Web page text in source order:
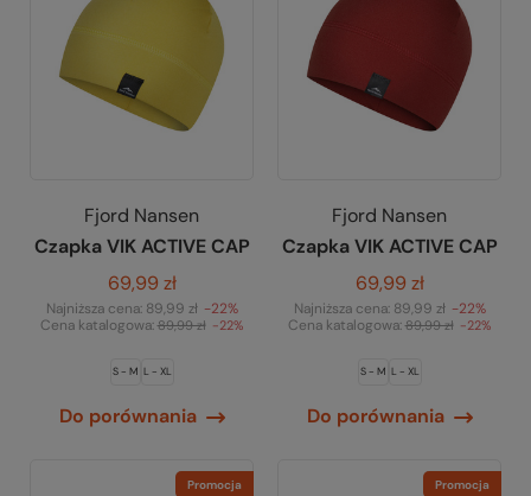
Fjord Nansen
Czapka VIK ACTIVE CAP
69,99 zł
Najniższa cena: 89,99 zł -22%
Cena katalogowa:89,99 zł -22%
S - M L - XL
Do porównania
Fjord Nansen
Czapka VIK ACTIVE CAP
69,99 zł
Najniższa cena: 89,99 zł -22%
Cena katalogowa:89,99 zł -22%
S - M L - XL
Do porównania
Promocja Promocja